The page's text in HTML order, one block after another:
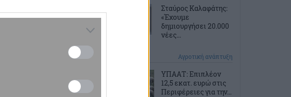
Σταύρος Καλαφάτης:
«Έχουμε
δημιουργήσει 20.000
νέες...
Αγροτική ανάπτυξη
ΥΠΑΑΤ: Επιπλέον
12,5 εκατ. ευρώ στις
Περιφέρειες για την...